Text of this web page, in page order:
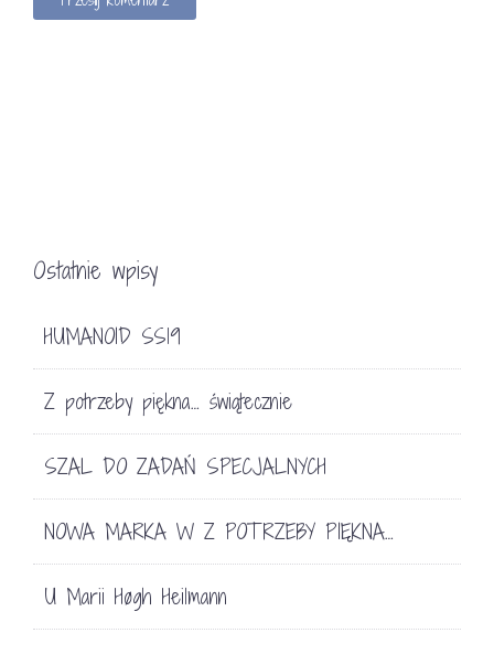
Ostatnie wpisy
HUMANOID SS19
Z potrzeby piękna… świątecznie
SZAL DO ZADAŃ SPECJALNYCH
NOWA MARKA W Z POTRZEBY PIĘKNA…
U Marii Høgh Heilmann